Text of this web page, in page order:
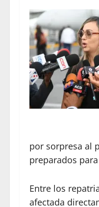
por sorpresa al
preparados
Entre los
afectada